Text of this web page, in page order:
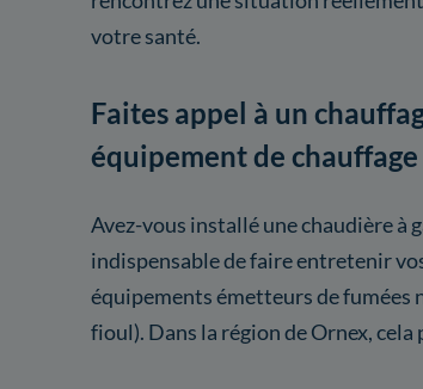
votre santé.
Faites appel à un
équipement de chauffage
Avez-vous installé une chaudière à
indispensable de faire entretenir
équipements émetteurs de fumées
fioul). Dans la région de Ornex,